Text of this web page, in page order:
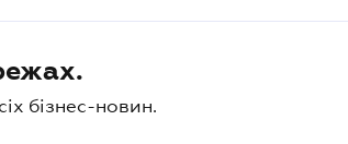
бізнес-новин.